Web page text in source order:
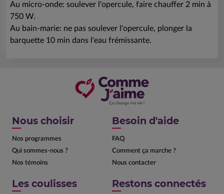
Au micro-onde: soulever l'opercule, faire chauffer 2 min à
750 W.
Au bain-marie: ne pas soulever l'opercule, plonger la
barquette 10 min dans l'eau frémissante.
Nous choisir
Nos programmes
Qui sommes-nous ?
Nos témoins
Besoin d'aide
FAQ
Comment ça marche ?
Nous contacter
Les coulisses Restons connectés